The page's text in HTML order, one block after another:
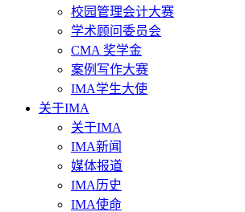
校园管理会计大赛
学术顾问委员会
CMA 奖学金
案例写作大赛
IMA学生大使
关于IMA
关于IMA
IMA新闻
媒体报道
IMA历史
IMA使命